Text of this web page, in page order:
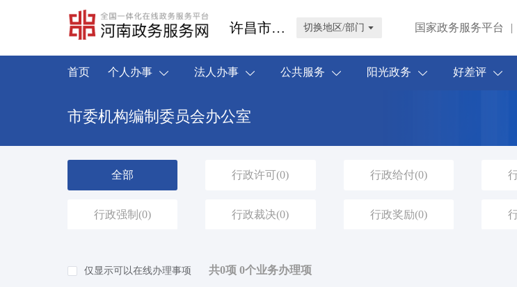
许昌市禹州市 切换地区/部门 国家政务服务平台 |
首页 个人办事 法人办事 公共服务 阳光政务 好差评
市委机构编制委员会办公室
全部 行政许可(0) 行政给付(0)
行政强制(0) 行政裁决(0) 行政奖励(0)
仅显示可以在线办理事项 共0项 0个业务办理项